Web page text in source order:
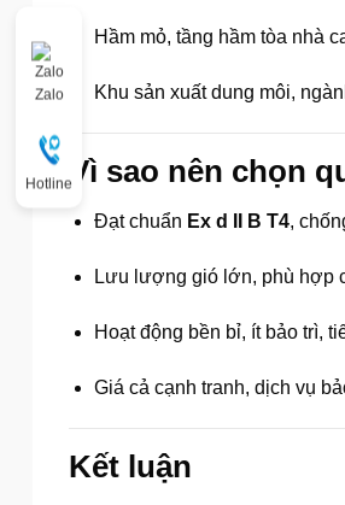
Hầm mỏ, tầng hầm tòa nhà
Khu sản xuất dung môi,
Vì sao nên chọn
Đạt chuẩn Ex d II B T4,
Lưu lượng gió lớn, phù hợp
Hoạt động bền bỉ, ít bảo trì,
Giá cả cạnh tranh, dịch vụ
Kết luận
Zalo
Hotline